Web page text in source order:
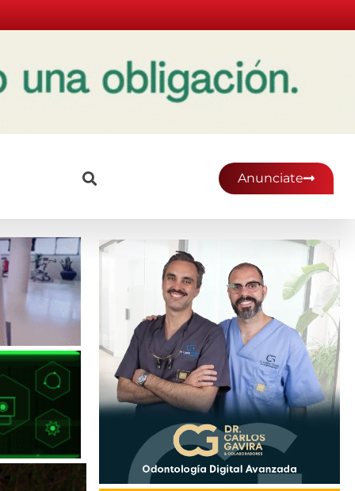
Anunciate